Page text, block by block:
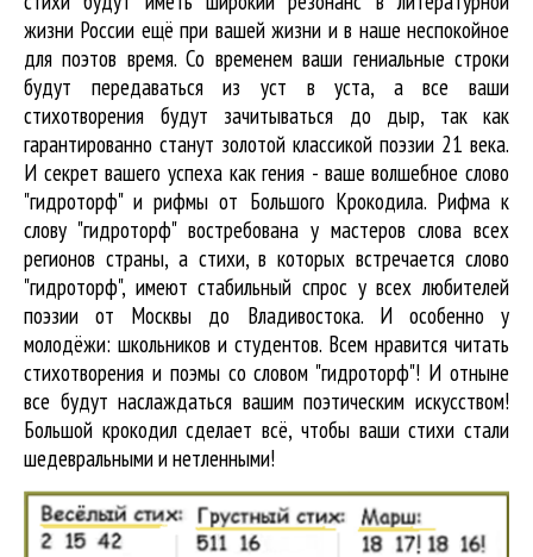
жизни России ещё при вашей жизни и в наше неспокойное
для поэтов время. Со временем ваши гениальные строки
будут передаваться из уст в уста, а все ваши
стихотворения будут зачитываться до дыр, так как
гарантированно станут золотой классикой поэзии 21 века.
И секрет вашего успеха как гения - ваше волшебное слово
"гидроторф" и рифмы от Большого Крокодила. Рифма к
слову "гидроторф" востребована у мастеров слова всех
регионов страны, а стихи, в которых встречается слово
"гидроторф", имеют стабильный спрос у всех любителей
поэзии от Москвы до Владивостока. И особенно у
молодёжи: школьников и студентов. Всем нравится читать
стихотворения и поэмы со словом "гидроторф"! И отныне
все будут наслаждаться вашим поэтическим искусством!
Большой крокодил cделает всё, чтобы ваши стихи стали
шедевральными и нетленными!